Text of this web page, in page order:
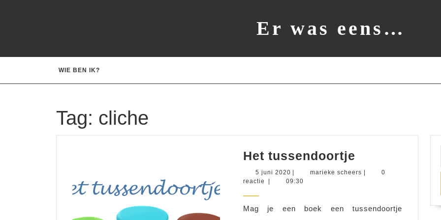
Er was eens…
WIE BEN IK?
Tag: cliche
Het tussendoortje
5 juni 2020 5
juni
marieke scheers marieke
0
reactie
09:30
Mag je een boek een tussendoortje